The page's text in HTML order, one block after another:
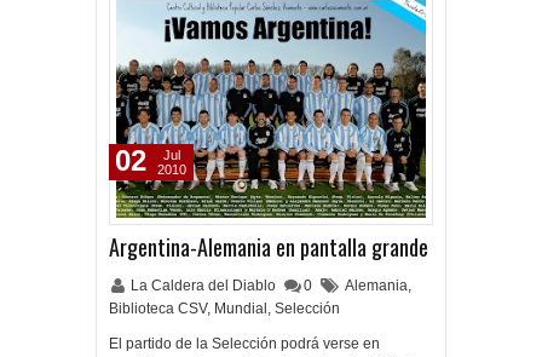
Argentina-Alemania en pantalla grande
La Caldera del Diablo 0 Alemania,
Biblioteca CSV, Mundial , Selección
El partido de la Selección podrá verse en
02
Jul
2010